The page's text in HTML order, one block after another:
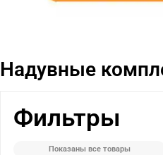
Надувные
Фильтры
Показаны все товары